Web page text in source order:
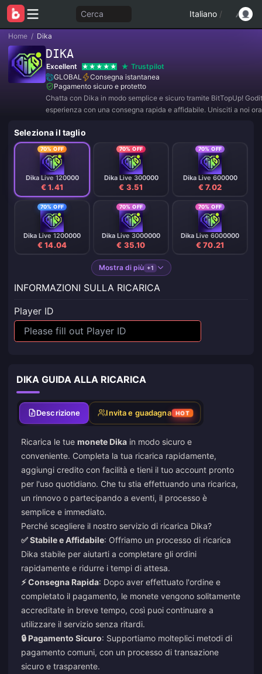
Cerca Italiano /
Home / Dika
DIKA
Excellent
Trustpilot
GLOBAL
Consegna istantanea
Pagamento sicuro e protetto
Chatta con Dika in modo semplice e sicuro tramite BitTopUp!
esperienza con una consegna rapida e affidabile. Unisciti a noi
Seleziona il taglio
70% OFF
Dika Live 120000
€ 1.41
70% OFF
Dika Live 300000
€ 3.51
70% OFF
Dika Live 600000
€ 7.02
70% OFF
Dika Live 1200000
€ 14.04
70% OFF
Dika Live 3000000
€ 35.10
70% OFF
Dika Live 6000000
€ 70.21
Mostra di più +1
INFORMAZIONI SULLA RICARICA
Player ID
DIKA GUIDA ALLA RICARICA
Descrizione Invita e guadagna HOT
Ricarica le tue monete Dika in modo sicuro e
conveniente. Completa la tua ricarica rapidamente,
aggiungi credito con facilità e tieni il tuo account pronto
per l'uso quotidiano. Che tu stia effettuando una ricarica,
un rinnovo o partecipando a eventi, il processo è
semplice e immediato.
Perché scegliere il nostro servizio di ricarica Dika?
✅ Stabile e Affidabile: Offriamo un processo di ricarica
Dika stabile per aiutarti a completare gli ordini
rapidamente e ridurre i tempi di attesa.
⚡ Consegna Rapida: Dopo aver effettuato l'ordine e
completato il pagamento, le monete vengono solitamente
accreditate in breve tempo, così puoi continuare a
utilizzare il servizio senza ritardi.
🔒 Pagamento Sicuro: Supportiamo molteplici metodi di
pagamento comuni, con un processo di transazione
sicuro e trasparente.